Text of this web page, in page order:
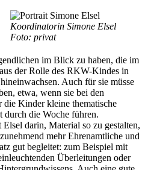
Koordinatorin Simone Elsel
Foto: privat
im Blick zu haben, die im
der Rolle des RKW-Kindes in
Auch für sie müsse
etwa, wenn sie bei den
die Kinder kleine thematische
durch die Woche führen.
darin, Material so zu gestalten,
mehr Ehrenamtliche und
gut begleitet: zum Beispiel mit
Überleitungen oder